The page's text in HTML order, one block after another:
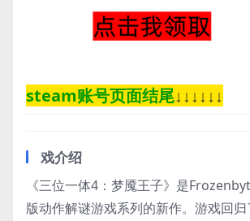
steam账号页面结尾↓↓↓↓↓↓
戏介绍
《三位一体4：梦魇王子》是
版动作解谜游戏系列的新作。游戏回